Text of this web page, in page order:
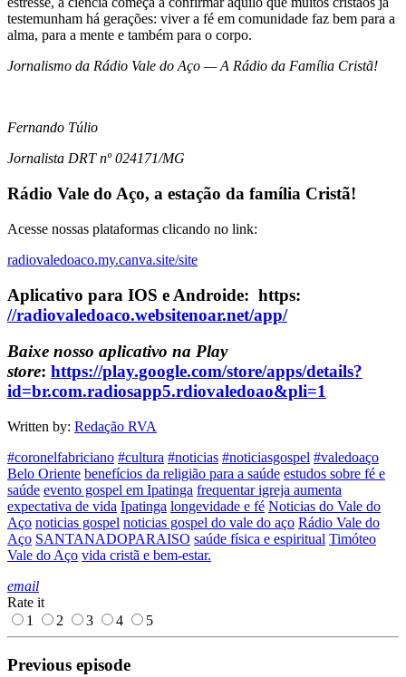
testemunham há gerações: viver a fé em comunidade faz bem para a
alma, para a mente e também para o corpo.
Jornalismo da Rádio Vale do Aço — A Rádio da Família Cristã!
Fernando Túlio
Jornalista DRT nº 024171/MG
Rádio Vale do Aço, a estação da família Cristã!
Acesse nossas plataformas clicando no link:
radiovaledoaco.my.canva.site/site
Aplicativo para IOS e Androide: https:
//radiovaledoaco.websitenoar.net/app/
Baixe nosso aplicativo na Play
store: https://play.google.com/store/apps/details?
id=br.com.radiosapp5.rdiovaledoao&pli=1
Written by: Redação RVA
#coronelfabriciano #cultura #noticias #noticiasgospel #valedoaço
Belo Oriente benefícios da religião para a saúde estudos sobre fé e
saúde evento gospel em Ipatinga frequentar igreja aumenta
expectativa de vida Ipatinga longevidade e fé Noticias do Vale do
Aço noticias gospel noticias gospel do vale do aço Rádio Vale do
Aço SANTANADOPARAISO saúde física e espiritual Timóteo
Vale do Aço vida cristã e bem-estar.
email
Rate it
1
2 3 4 5
Previous episode